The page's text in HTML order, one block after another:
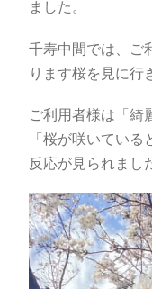
ました。
千寿中間では、ご
ります桜を見に行
ご利用者様は「綺
「桜が咲いてい
反応が見られまし